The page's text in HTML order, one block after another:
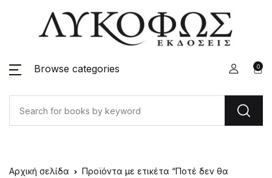
Browse categories 0
Αρχική σελίδα
Προϊόντα με ετικέτα “Ποτέ δεν θα